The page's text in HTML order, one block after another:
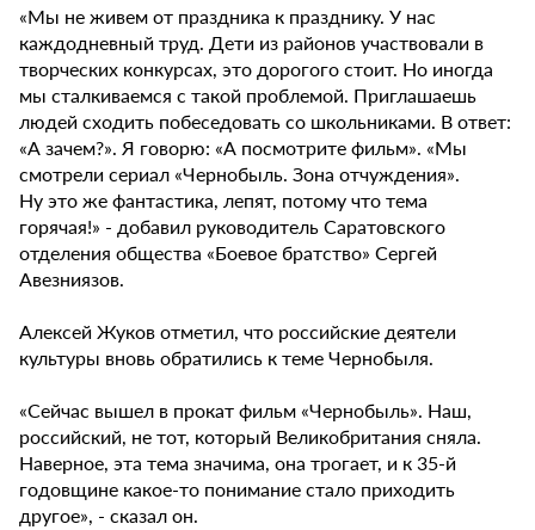
«Мы не живем от праздника к празднику. У нас
каждодневный труд. Дети из районов участвовали в
творческих конкурсах, это дорогого стоит. Но иногда
мы сталкиваемся с такой проблемой. Приглашаешь
людей сходить побеседовать со школьниками. В ответ:
«А зачем?». Я говорю: «А посмотрите фильм». «Мы
смотрели сериал «Чернобыль. Зона отчуждения».
Ну это же фантастика, лепят, потому что тема
горячая!» - добавил руководитель Саратовского
отделения общества «Боевое братство» Сергей
Авезниязов.
Алексей Жуков отметил, что российские деятели
культуры вновь обратились к теме Чернобыля.
«Сейчас вышел в прокат фильм «Чернобыль». Наш,
российский, не тот, который Великобритания сняла.
Наверное, эта тема значима, она трогает, и к 35-й
годовщине какое-то понимание стало приходить
другое», - сказал он.